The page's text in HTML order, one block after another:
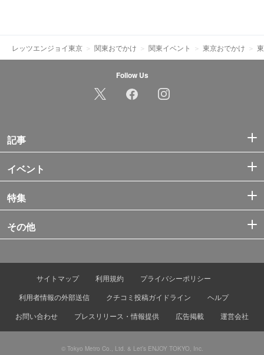
レッツエンジョイ東京 関東おでかけ 関東イベント 東京おでかけ
Follow Us
記事
イベント
特集
その他
サイトマップ 利用規約
プライバシーポリシー
利用者情報の外部送信
クチコミ投稿ガイドライン
ヘルプ
お問い合わせ
プレスリリース・情報提供 広告掲載 運営会社
© Tokyo Metro Co., Ltd. & Let’s ENJOY TOKYO, Inc.